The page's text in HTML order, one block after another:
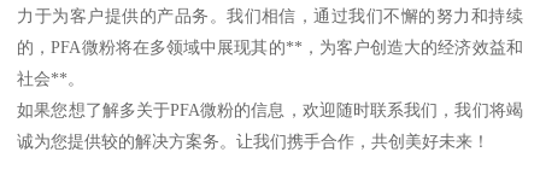
力于为客户提供的产品务。我们相信，通过我们不懈的努力和持续
的，PFA微粉将在多领域中展现其的**，为客户创造大的经济效益和
社会**。
如果您想了解多关于PFA微粉的信息，欢迎随时联系我们，我们将竭
诚为您提供较的解决方案务。让我们携手合作，共创美好未来！